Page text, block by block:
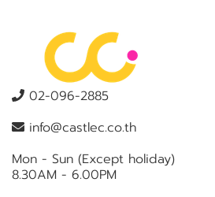
02-096-2885
info@castlec.co.th
Mon - Sun (Except holiday)
8.30AM - 6.00PM